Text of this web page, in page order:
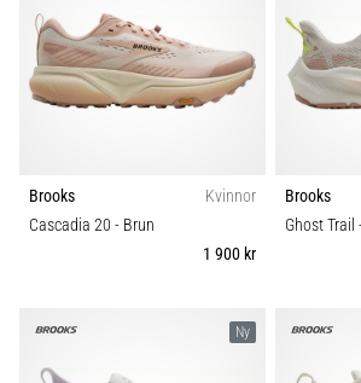
Brooks
Kvinnor
Cascadia 20 - Brun
1 900 kr
Brooks
Ghost Trail
Ny